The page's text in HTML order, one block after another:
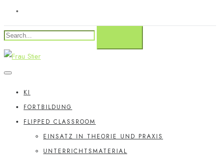
KI
FORTBILDUNG
FLIPPED CLASSROOM
EINSATZ IN THEORIE UND PRAXIS
UNTERRICHTSMATERIAL